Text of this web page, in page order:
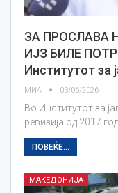
ЗА ПРОСЛАВА
ИЈЗ БИЛЕ
Институтот за
МИА 03/06/2026
Во Институтот за
ревизија од 2017
ПОВЕЌЕ...
МАКЕДОНИЈА